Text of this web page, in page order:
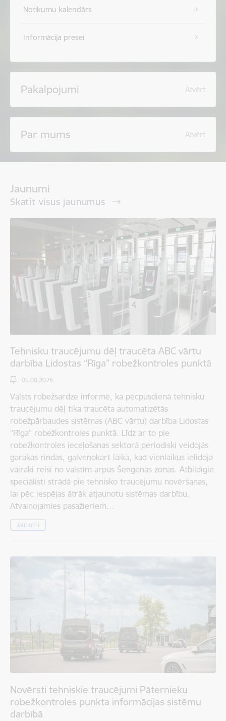
Notikumu kalendārs
Informācija presei
Pakalpojumi Atvērt
Par mums Atvērt
Jaunumi
Skatīt visus jaunumus
Tehnisku traucējumu dēļ traucēta ABC vārtu
darbība Lidostas “Rīga” robežkontroles punktā
05.08.2026.
Valsts robežsardze informē, ka pēcpusdienā tehnisku
traucējumu dēļ tika traucēta automatizētās
robežpārbaudes sistēmas (ABC vārtu) darbība Lidostas
“Rīga” robežkontroles punktā. Līdz ar to pie
robežkontroles ieceļošanas sektorā periodiski veidojās
garākas rindas, galvenokārt laikā, kad vienlaikus ielidoja
vairāki reisi no valstīm ārpus Šengenas zonas. Atbildīgie
speciālisti strādā pie tehnisko traucējumu novēršanas,
lai pēc iespējas ātrāk atjaunotu sistēmas darbību.
Atvainojamies pasažieriem…
Jaunumi
Novērsti tehniskie traucējumi Pāternieku
robežkontroles punkta informācijas sistēmu
darbībā